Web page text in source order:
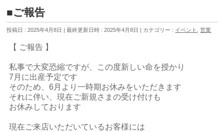
■ご報告
投稿日 : 2025年4月8日 最終更新日時 : 2025年4月8日 カテゴリー : イベント ,営業
【 ご報告 】
私事で大変恐縮ですが、この度新しい命を授かり
7月に出産予定です
そのため、6月より一時期お休みをいただきます
それに伴い、現在ご新規さまの受け付けも
お休みしております
現在ご来店いただいているお客様には